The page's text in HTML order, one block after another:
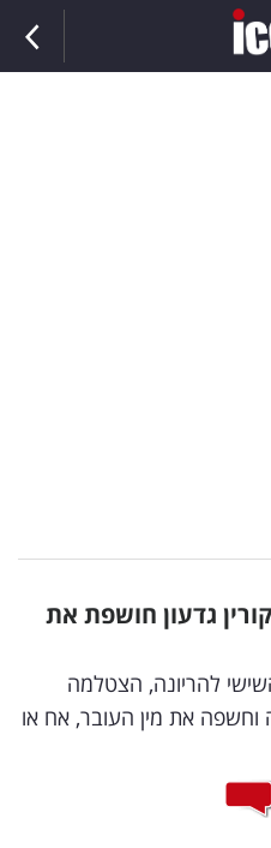
גדעון חושפת את
להריונה, הצטלמה
את מין העובר, אח או